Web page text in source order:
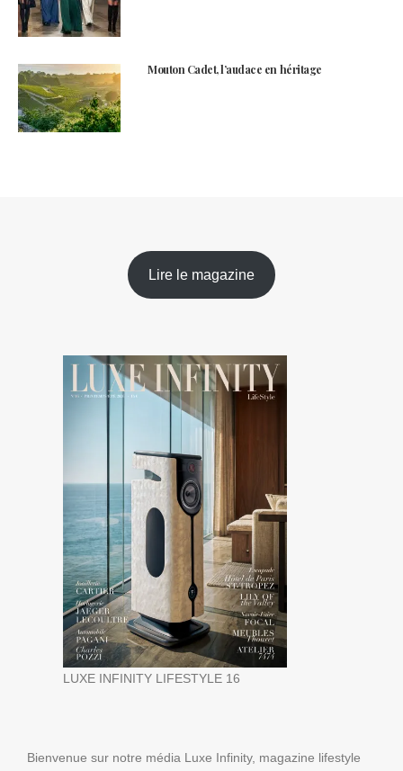
Mouton Cadet, l’audace en héritage
Lire le magazine
LUXE INFINITY LIFESTYLE 16
Bienvenue sur notre média Luxe Infinity, magazine lifestyle